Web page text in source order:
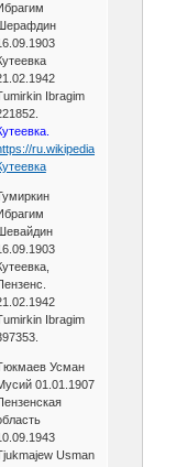
Шерафдин
Ibragim
ru.wikipedia.org/wiki/
Шевайдин
Ibragim
Усман
01.01.1907
Usman